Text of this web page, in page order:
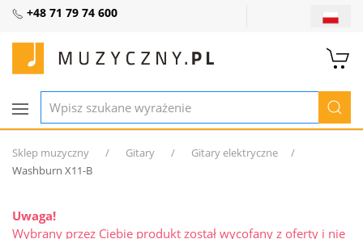
+48 71 79 74 600
Sklep muzyczny Gitary
Gitary elektryczne
Washburn X11-B
Uwaga!
Wybrany przez Ciebie produkt został wycofany z oferty i nie